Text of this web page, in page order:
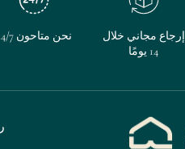
إرجاع مجاني خلال
14 يومًا
نحن متاحون 24/7